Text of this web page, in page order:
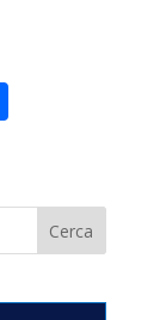
C
di
vi
di